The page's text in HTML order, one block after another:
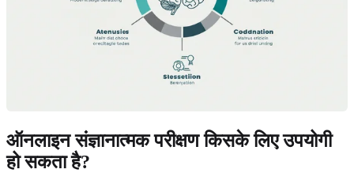
ऑनलाइन संज्ञानात्मक परीक्षण किसके लिए उपयोगी
हो सकता है?